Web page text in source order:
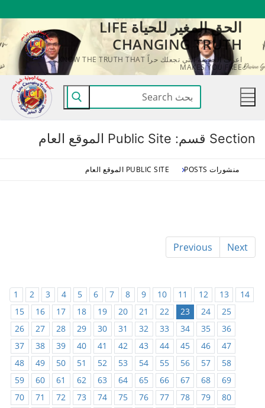
المحتوى
الحق المغير للحياة LIFE
CHANGING TRUTH
اعرف الحقيقة التي تجعلك حراً KNOW THE TRUTH THAT
MAKES YOU FREE
البحث
عن:
Section قسم: Public Site الموقع العام
منشورات POSTS PUBLIC SITE الموقع العام
Previous Next
1 2 3 4 5 6 7 8 9 10 11 12 13
14
15
16 17 18 19 20 21 22 23 24
25
26
27 28 29 30 31 32 33 34 35
36
37
38 39 40 41 42 43 44 45 46
47
48
49 50 51 52 53 54 55 56 57
58
59
60 61 62 63 64 65 66 67 68
69
70
71 72 73 74 75 76 77 78 79
80